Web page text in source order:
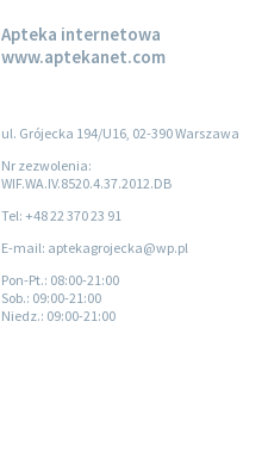
Apteka internetowa
www.aptekanet.com
ul. Grójecka 194/U16, 02-390 Warszawa
Nr zezwolenia:
WIF.WA.IV.8520.4.37.2012.DB
Tel: +48 22 370 23 91
E-mail: aptekagrojecka@wp.pl
Pon-Pt.: 08:00-21:00
Sob.: 09:00-21:00
Niedz.: 09:00-21:00